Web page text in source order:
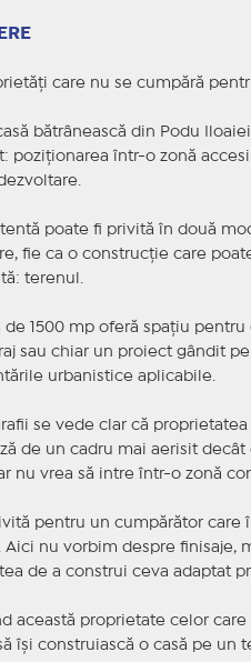
care nu se cumpără
bătrânească din Podu
poziționarea într-o zonă
poate fi privită în două
fie ca o construcție care
terenul.
de 1500 mp oferă spațiu
sau chiar un proiect gândit
urbanistice aplicabile.
se vede clar că
de un cadru mai aerisit
nu vrea să intre într-o zonă
pentru un cumpărător care
Aici nu vorbim despre finisaje,
de a construi ceva adaptat
această proprietate celor
își construiască o casă pe un